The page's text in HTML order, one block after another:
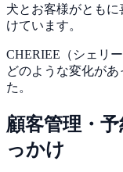
犬とお客様がとも
けています。
CHERIEE（シェリ
どのような変化が
た。
顧客管理・
っかけ